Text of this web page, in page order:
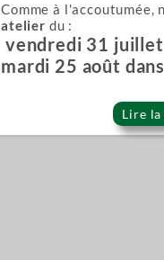
Comme à l'accoutumée,
atelier du :
vendredi 31 juillet
mardi 25 août
Lire la